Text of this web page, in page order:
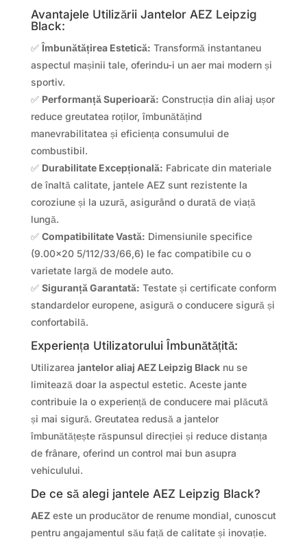
Avantajele Utilizării Jantelor AEZ Leipzig
Black:
✅Îmbunătățirea Estetică: Transformă instantaneu
aspectul mașinii tale, oferindu-i un aer mai modern și
sportiv.
✅ Performanță Superioară: Construcția din aliaj ușor
reduce greutatea roților, îmbunătățind
manevrabilitatea și eficiența consumului de
combustibil.
✅ Durabilitate Excepțională: Fabricate din materiale
de înaltă calitate, jantele AEZ sunt rezistente la
coroziune și la uzură, asigurând o durată de viață
lungă.
✅ Compatibilitate Vastă: Dimensiunile specifice
(9.00×20 5/112/33/66,6) le fac compatibile cu o
varietate largă de modele auto.
✅ Siguranță Garantată: Testate și certificate conform
standardelor europene, asigură o conducere sigură și
confortabilă.
Experiența Utilizatorului Îmbunătățită:
Utilizarea jantelor aliaj AEZ Leipzig Blacknu se
limitează doar la aspectul estetic. Aceste jante
contribuie la o experiență de conducere mai plăcută
și mai sigură. Greutatea redusă a jantelor
îmbunătățește răspunsul direcției și reduce distanța
de frânare, oferind un control mai bun asupra
vehiculului.
De ce să alegi jantele AEZ Leipzig Black?
AEZeste un producător de renume mondial, cunoscut
pentru angajamentul său față de calitate și inovație.